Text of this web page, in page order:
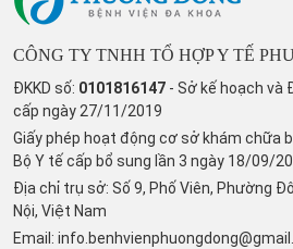
CÔNG TY TNHH TỔ HỢP Y TẾ
ĐKKD số: 0101816147 - Sở kế hoạch và
cấp ngày 27/11/2019
Giấy phép hoạt động cơ sở khám chữa
Bộ Y tế cấp bổ sung lần 3 ngày 18/09/
Địa chỉ trụ sở: Số 9, Phố Viên, Phường
Nội, Việt Nam
Email: